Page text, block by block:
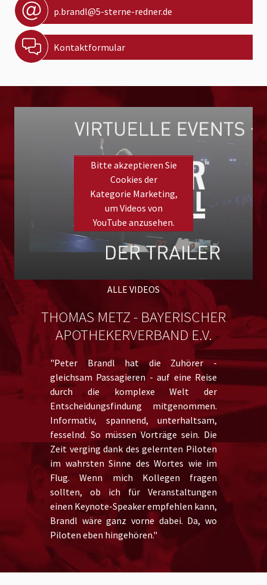
p.brandl@5-sterne-redner.de
Kontaktformular
Bitte akzeptieren Sie
Cookies der
Kategorie Marketing,
um Videos von
YouTube anzusehen.
accept marketing cookiesto view this YouTube
ALLE VIDEOS
THOMAS METZ - BAYERISCHER
APOTHEKERVERBAND E.V.
"Peter Brandl hat die Zuhörer -
gleichsam Passagieren - auf eine Reise
durch die komplexe Welt der
Entscheidungsfindung mitgenommen.
Informativ, spannend, unterhaltsam,
fesselnd. So müssen Vorträge sein. Die
Zeit verging dank des gelernten Piloten
im wahrsten Sinne des Wortes wie im
Flug. Wenn mich Kollegen fragen
sollten, ob ich für Veranstaltungen
einen Keynote-Speaker empfehlen kann,
Brandl wäre ganz vorne dabei. Da, wo
Piloten eben hingehören."